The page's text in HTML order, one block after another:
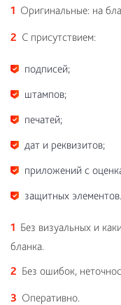
Оригинальные: на
С присутствием:
подписей;
штампов;
печатей;
дат и реквизитов;
приложений с
защитных элементов.
Без визуальных и
бланка.
Без ошибок,
Оперативно.